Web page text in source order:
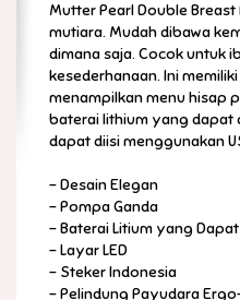
Mutter Pearl Double
mutiara. Mudah dibawa
dimana saja. Cocok untuk
kesederhanaan. Ini
menampilkan menu hisap
baterai lithium yang dapat
dapat diisi menggunakan
- Desain Elegan
- Pompa Ganda
- Baterai Litium yang Dapat
- Layar LED
- Steker Indonesia
- Pelindung Payudara